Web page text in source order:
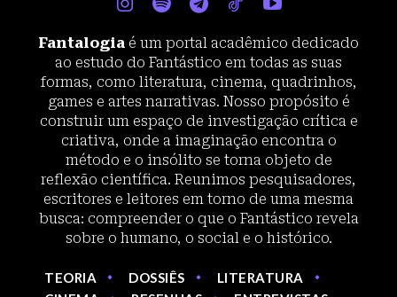
Fantalogia é um portal acadêmico dedicado
ao estudo do Fantástico em todas as suas
formas, como literatura, cinema, quadrinhos,
games e artes narrativas. Nosso propósito é
construir um espaço de investigação crítica e
criativa, onde a imaginação encontra o
método e o insólito se torna objeto de
reflexão científica. Reunimos pesquisadores,
escritores e leitores em torno de uma mesma
busca: compreender o que o Fantástico revela
sobre o humano, o social e o histórico.
TEORIA DOSSIÊS
LITERATURA